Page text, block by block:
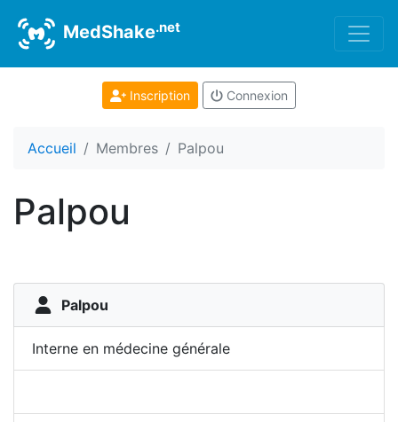
MedShake.net
Inscription Connexion
Accueil Membres Palpou
Palpou
Palpou
Interne en médecine générale